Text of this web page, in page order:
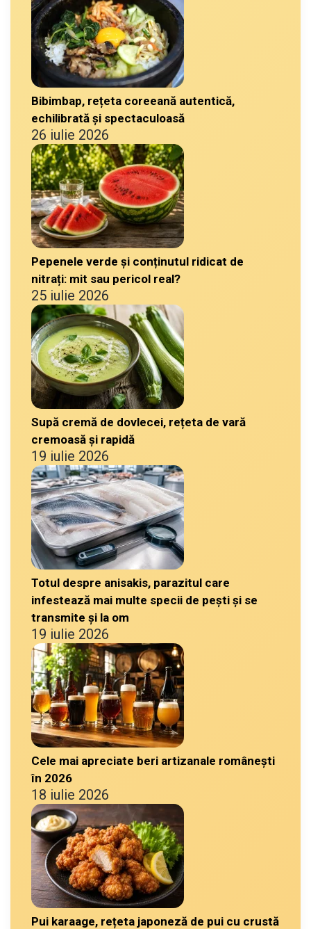
Bibimbap, rețeta coreeană autentică,
echilibrată și spectaculoasă
26 iulie 2026
Pepenele verde și conținutul ridicat de
nitrați: mit sau pericol real?
25 iulie 2026
Supă cremă de dovlecei, rețeta de vară
cremoasă și rapidă
19 iulie 2026
Totul despre anisakis, parazitul care
infestează mai multe specii de pești și se
transmite și la om
19 iulie 2026
Cele mai apreciate beri artizanale românești
în 2026
18 iulie 2026
Pui karaage, rețeta japoneză de pui cu crustă